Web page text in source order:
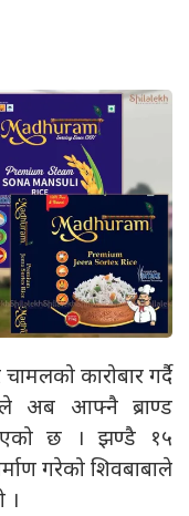
कारोबार गर्दै
अब आफ्नै ब्राण्ड
छ । झण्डै १५
गरेको शिवबाबाले
।